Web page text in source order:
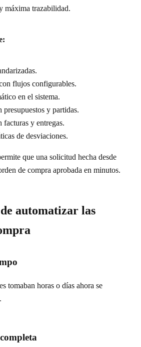
máxima trazabilidad.
flujos configurables.
en el sistema.
presupuestos y partidas.
facturas y entregas.
de desviaciones.
que una solicitud hecha desde
de compra aprobada en minutos.
automatizar las
tomaban horas o días ahora se